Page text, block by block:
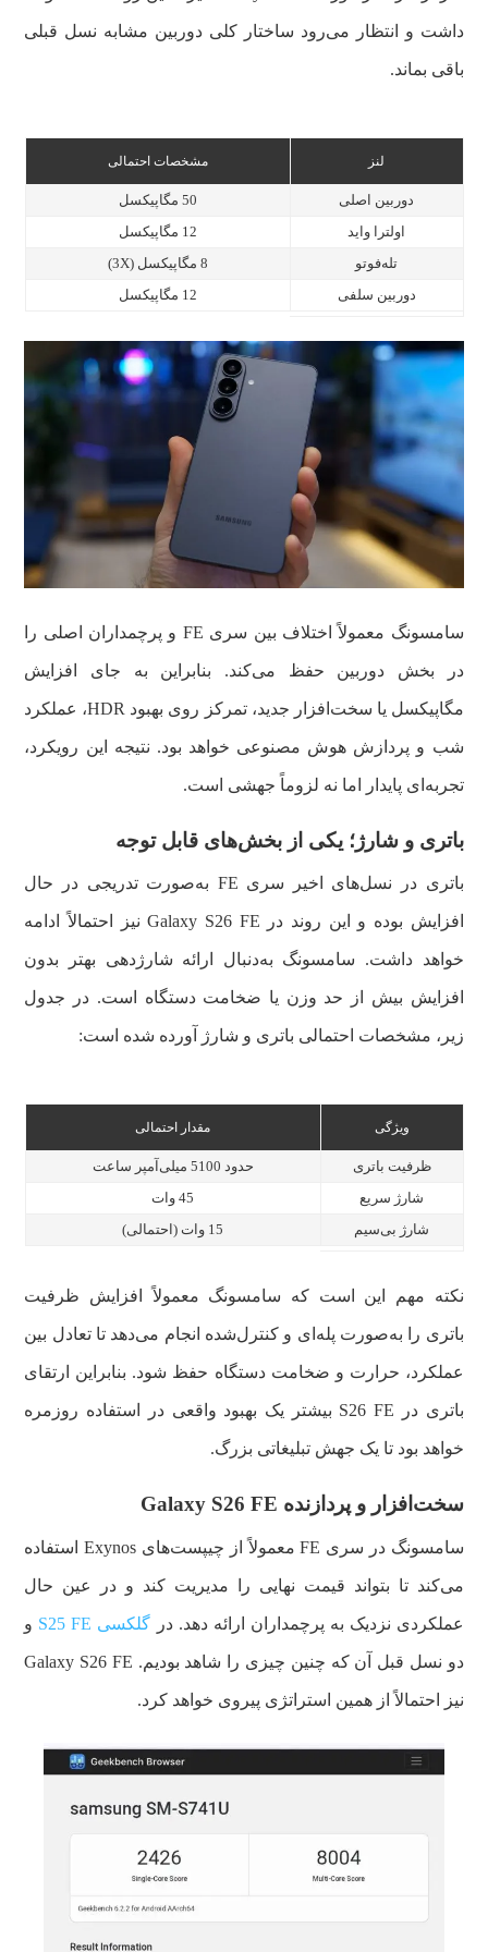
داشت و انتظار می‌رود ساختار کلی دوربین مشابه نسل قبلی
باقی بماند.
لنز مشخصات احتمالی
دوربین اصلی
50 مگاپیکسل
اولترا واید
12 مگاپیکسل
تله‌فوتو
8 مگاپیکسل (3X)
دوربین سلفی
12 مگاپیکسل
سامسونگ معمولاً اختلاف بین سری FE و پرچمداران اصلی را
در بخش دوربین حفظ می‌کند. بنابراین به جای افزایش
مگاپیکسل یا سخت‌افزار جدید، تمرکز روی بهبود HDR، عملکرد
شب و پردازش هوش مصنوعی خواهد بود. نتیجه این رویکرد،
تجربه‌ای پایدار اما نه لزوماً جهشی است.
باتری و شارژ؛ یکی از بخش‌های قابل توجه
باتری در نسل‌های اخیر سری FE به‌صورت تدریجی در حال
افزایش بوده و این روند در Galaxy S26 FE نیز احتمالاً ادامه
خواهد داشت. سامسونگ به‌دنبال ارائه شارژدهی بهتر بدون
افزایش بیش از حد وزن یا ضخامت دستگاه است. در جدول
زیر، مشخصات احتمالی باتری و شارژ آورده شده است:
ویژگی مقدار احتمالی
ظرفیت باتری
حدود 5100 میلی‌آمپر ساعت
شارژ سریع
45 وات
شارژ بی‌سیم
15 وات (احتمالی)
نکته مهم این است که سامسونگ معمولاً افزایش ظرفیت
باتری را به‌صورت پله‌ای و کنترل‌شده انجام می‌دهد تا تعادل بین
عملکرد، حرارت و ضخامت دستگاه حفظ شود. بنابراین ارتقای
باتری در S26 FE بیشتر یک بهبود واقعی در استفاده روزمره
خواهد بود تا یک جهش تبلیغاتی بزرگ.
سخت‌افزار و پردازنده Galaxy S26 FE
سامسونگ در سری FE معمولاً از چیپست‌های Exynos استفاده
می‌کند تا بتواند قیمت نهایی را مدیریت کند و در عین حال
عملکردی نزدیک به پرچمداران ارائه دهد. در گلکسی S25 FE و
دو نسل قبل آن که چنین چیزی را شاهد بودیم. Galaxy S26 FE
نیز احتمالاً از همین استراتژی پیروی خواهد کرد.